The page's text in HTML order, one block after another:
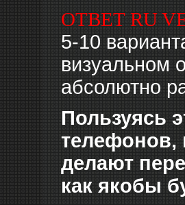
ОТВЕТ RU
5-10
визуальном
абсолютно
Пользуясь
телефонов,
делают
как якобы